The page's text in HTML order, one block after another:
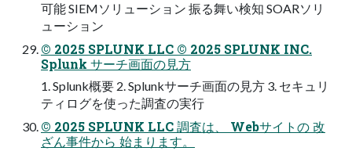
可能 SIEMソリューション 振る舞い検知 SOARソリ
ューション
© 2025 SPLUNK LLC © 2025 SPLUNK INC.
Splunk サーチ画面の見方
1. Splunk概要 2. Splunkサーチ画面の見方 3. セキュリ
ティログを使った調査の実行
© 2025 SPLUNK LLC 調査は、 Webサイトの 改
ざん事件から 始まります。